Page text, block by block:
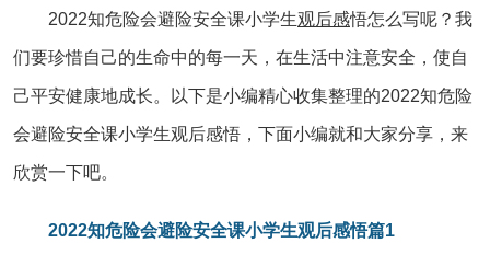
2022知危险会避险安全课小学生观后感悟怎么写呢？我
们要珍惜自己的生命中的每一天，在生活中注意安全，使自
己平安健康地成长。以下是小编精心收集整理的2022知危险
会避险安全课小学生观后感悟，下面小编就和大家分享，来
欣赏一下吧。
2022知危险会避险安全课小学生观后感悟篇1